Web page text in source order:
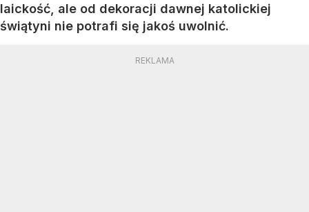
laickość, ale od dekoracji dawnej katolickiej
świątyni nie potrafi się jakoś uwolnić.